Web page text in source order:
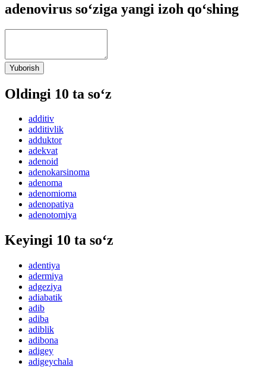
adenovirus so‘ziga yangi izoh qo‘shing
Yuborish
Oldingi 10 ta so‘z
additiv
additivlik
adduktor
adekvat
adenoid
adenokarsinoma
adenoma
adenomioma
adenopatiya
adenotomiya
Keyingi 10 ta so‘z
adentiya
adermiya
adgeziya
adiabatik
adib
adiba
adiblik
adibona
adigey
adigeychala